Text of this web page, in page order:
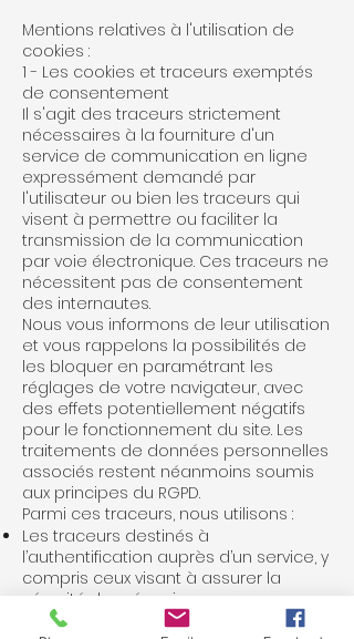
Mentions relatives à l'utilisation de
cookies :
1 - Les cookies et traceurs exemptés
de consentement
Il s'agit des traceurs strictement
nécessaires à la fourniture d'un
service de communication en ligne
expressément demandé par
l'utilisateur ou bien les traceurs qui
visent à permettre ou faciliter la
transmission de la communication
par voie électronique. Ces traceurs ne
nécessitent pas de consentement
des internautes.
Nous vous informons de leur utilisation
et vous rappelons la possibilités de
les bloquer en paramétrant les
réglages de votre navigateur, avec
des effets potentiellement négatifs
pour le fonctionnement du site. Les
traitements de données personnelles
associés restent néanmoins soumis
aux principes du RGPD.
Parmi ces traceurs, nous utilisons :
Les traceurs destinés à
l’authentification auprès d’un service, y
compris ceux visant à assurer la
sécurité du mécanisme
d’authentification, par exemple en